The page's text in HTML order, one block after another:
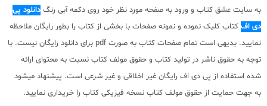
به سایت عشق کتاب و ورود به صفحه مورد نظر خود روی دکمه آبی رنگ دانلود پی
دی اف کتاب کلیک نموده و نمونه صفحات با بخشی از کتاب را بطور رایگان ملاحظه
نمایید. بدیهی است تمام صفحات کتاب به صورت pdf برای دانلود رایگان نیست. با
توجه به حقوق ناشر در تولید کتاب و حقوق مولف کتاب نسبت به محتوای ارائه
شده استفاده از پی دی اف رایگان غیر اخلاقی و غیر شرعی است. پیشنهاد میشود
به جهت حمایت از حقوق مولف کتاب نسخه فیزیکی کتاب را خریداری نمایید.